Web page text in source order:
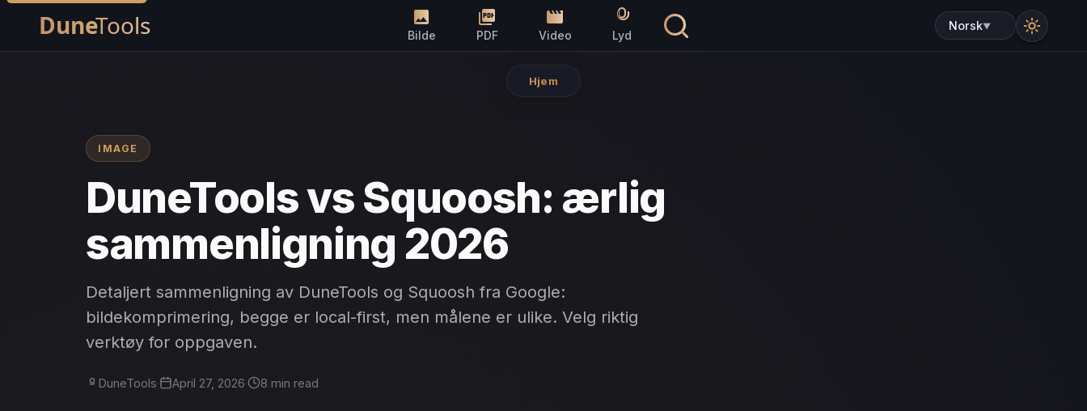
Bilde PDF Video Lyd
Norsk▼
Hjem
IMAGE
DuneTools vs Squoosh: ærlig
sammenligning 2026
Detaljert sammenligning av DuneTools og Squoosh fra Google:
bildekomprimering, begge er local-first, men målene er ulike. Velg riktig
verktøy for oppgaven.
DuneTools· April 27, 2026· 8 min read